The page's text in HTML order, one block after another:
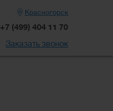
Красногорск
+7 (499) 404 11 70
Заказать звонок